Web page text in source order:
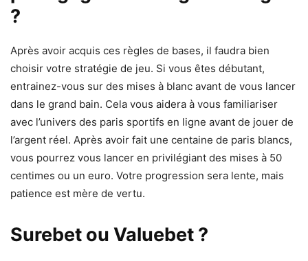
?
Après avoir acquis ces règles de bases, il faudra bien
choisir votre stratégie de jeu. Si vous êtes débutant,
entrainez-vous sur des mises à blanc avant de vous lancer
dans le grand bain. Cela vous aidera à vous familiariser
avec l’univers des paris sportifs en ligne avant de jouer de
l’argent réel. Après avoir fait une centaine de paris blancs,
vous pourrez vous lancer en privilégiant des mises à 50
centimes ou un euro. Votre progression sera lente, mais
patience est mère de vertu.
Surebet ou Valuebet ?